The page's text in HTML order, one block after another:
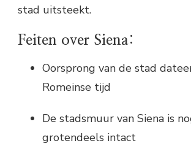
stad uitsteekt.
Feiten over Siena:
Oorsprong van de stad
Romeinse tijd
De stadsmuur van Siena is
grotendeels intact